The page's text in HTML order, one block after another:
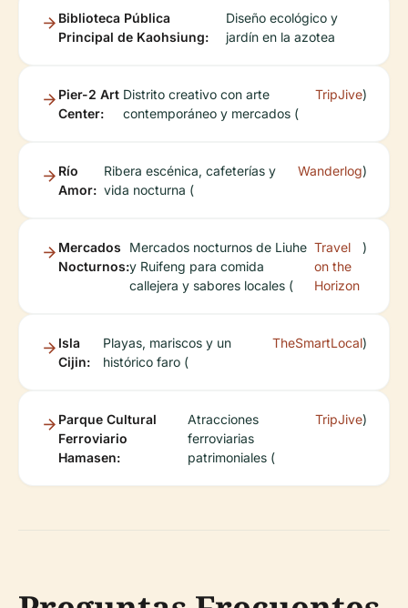
Biblioteca Pública
Principal de Kaohsiung:
Diseño ecológico y
jardín en la azotea
Pier-2 Art
Center:
Distrito creativo con arte
contemporáneo y mercados (
TripJive)
Río
Amor:
Ribera escénica, cafeterías y
vida nocturna (
Wanderlog)
Mercados
Nocturnos:
Mercados nocturnos de Liuhe
y Ruifeng para comida
callejera y sabores locales (
Travel
on the
Horizon
)
Isla
Cijin:
Playas, mariscos y un
histórico faro (
TheSmartLocal)
Parque Cultural
Ferroviario
Hamasen:
Atracciones
ferroviarias
patrimoniales (
TripJive)